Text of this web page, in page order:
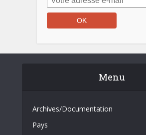
Menu
Archives/Documentation
Pays